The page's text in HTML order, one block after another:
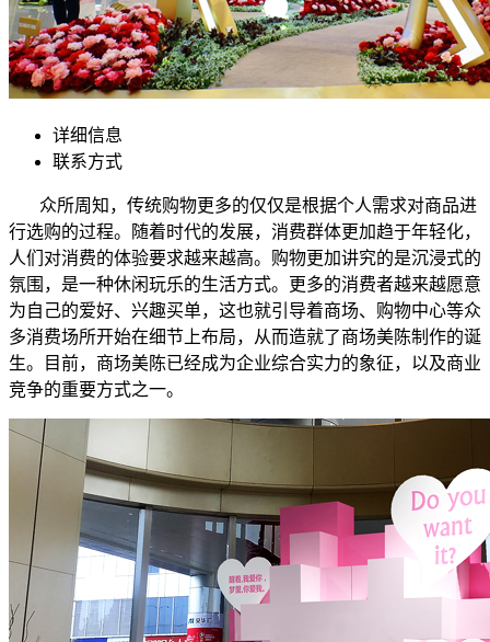
详细信息
联系方式
众所周知，传统购物更多的仅仅是根据个人需求对商品进
行选购的过程。随着时代的发展，消费群体更加趋于年轻化，
人们对消费的体验要求越来越高。购物更加讲究的是沉浸式的
氛围，是一种休闲玩乐的生活方式。更多的消费者越来越愿意
为自己的爱好、兴趣买单，这也就引导着商场、购物中心等众
多消费场所开始在细节上布局，从而造就了商场美陈制作的诞
生。目前，商场美陈已经成为企业综合实力的象征，以及商业
竞争的重要方式之一。